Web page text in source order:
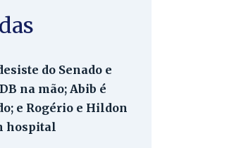
do Senado e
na mão; Abib é
e Rogério e Hildon
hospital